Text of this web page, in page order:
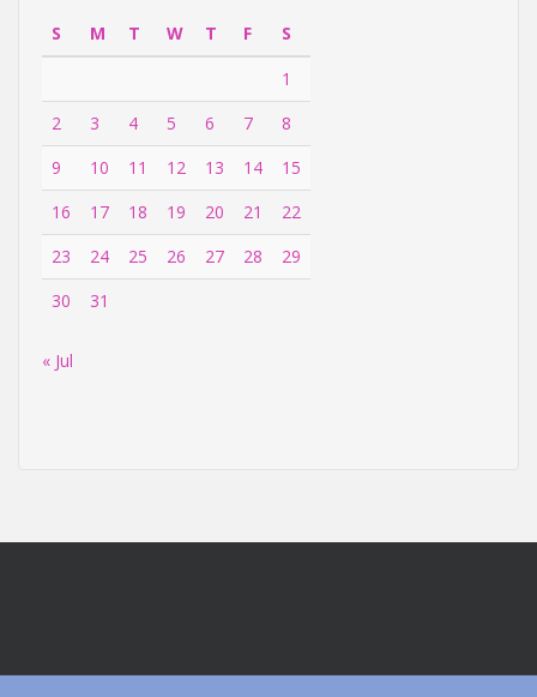
S
M T W T F
S
1
2
3 4 5 6 7
8
9
10 11 12 13 14
15
16
17 18 19 20 21
22
23
24 25 26 27 28
29
30
31
« Jul